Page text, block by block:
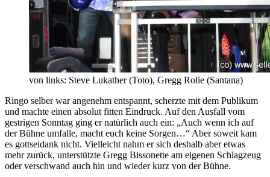
von links: Steve Lukather (Toto), Gregg Rolie (Santana)
Ringo selber war angenehm entspannt, scherzte mit dem Publikum
und machte einen absolut fitten Eindruck. Auf den Ausfall vom
gestrigen Sonntag ging er natürlich auch ein: „Auch wenn ich auf
der Bühne umfalle, macht euch keine Sorgen…“ Aber soweit kam
es gottseidank nicht. Vielleicht nahm er sich deshalb aber etwas
mehr zurück, unterstützte Gregg Bissonette am eigenen Schlagzeug
oder verschwand auch hin und wieder kurz von der Bühne.